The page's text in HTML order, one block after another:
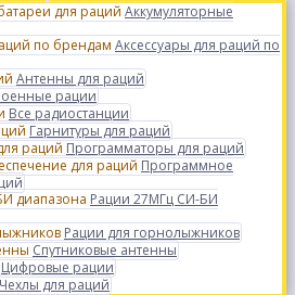
Аккумуляторные
Аксессуары для раций по
Антенны для раций
рации
Все радиостанции
Гарнитуры для раций
Программаторы для раций
Программное
Рации 27МГц СИ-БИ
Рации для горнолыжников
Спутниковые антенны
Цифровые рации
Чехлы для раций